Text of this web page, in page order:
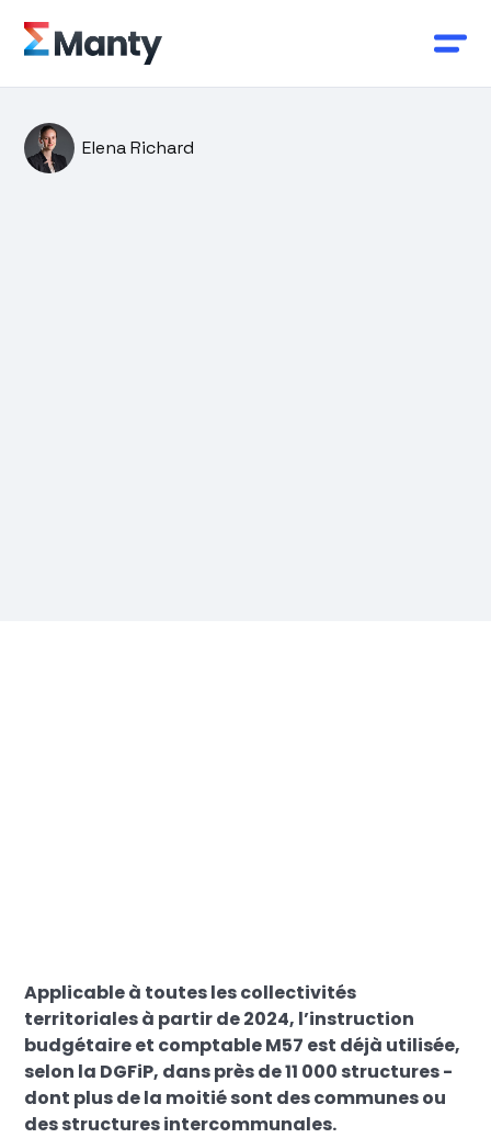
Elena Richard
Applicable à toutes les collectivités
territoriales à partir de 2024, l’instruction
budgétaire et comptable M57 est déjà utilisée,
selon la DGFiP, dans près de 11 000 structures -
dont plus de la moitié sont des communes ou
des structures intercommunales.